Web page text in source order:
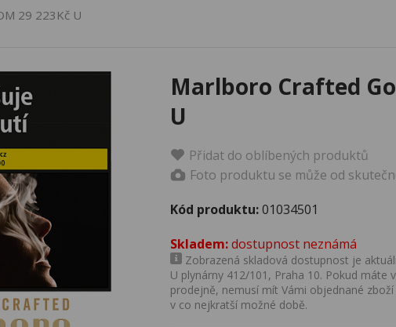
29 223Kč U
Marlboro Crafted
U
Přidat do oblíbených produktů
Foto produktu se může od
Kód produktu:01034501
Skladem:dostupnost neznámá
Zobrazená skladová dostupnost je
U plynárny 412/101, Praha 10. Pokud
prodejně, nemusí mít Vámi objednané
v co nejkratší možné době.